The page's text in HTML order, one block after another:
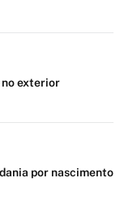
no exterior
por nascimento